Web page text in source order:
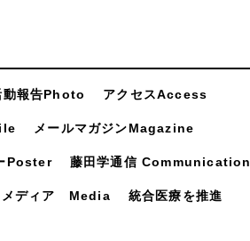
動報告Photo アクセスAccess
メールマガジンMagazine
Poster 藤田学通信 Communication
メディア Media 統合医療を推進